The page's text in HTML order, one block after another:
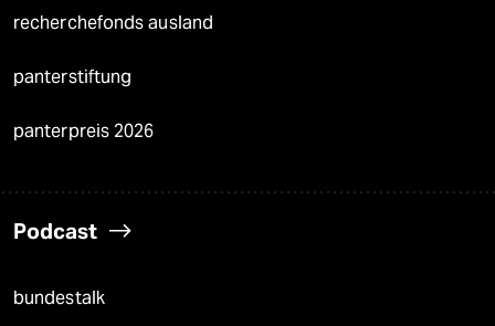
recherchefonds ausland
panterstiftung
panterpreis 2026
Podcast
bundestalk